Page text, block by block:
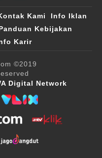
Kami
Info Iklan
Kebijakan
Karir
©2019
Digital Network